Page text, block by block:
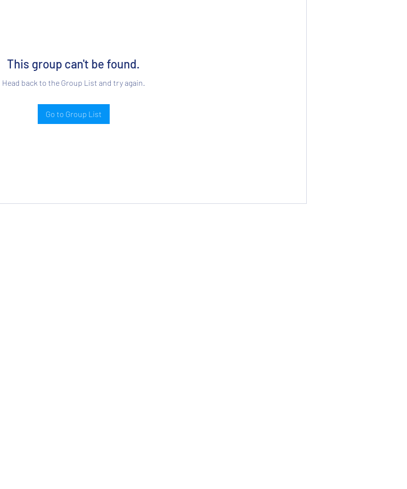
This group can't be found.
Head back to the Group List and try again.
Go to Group List